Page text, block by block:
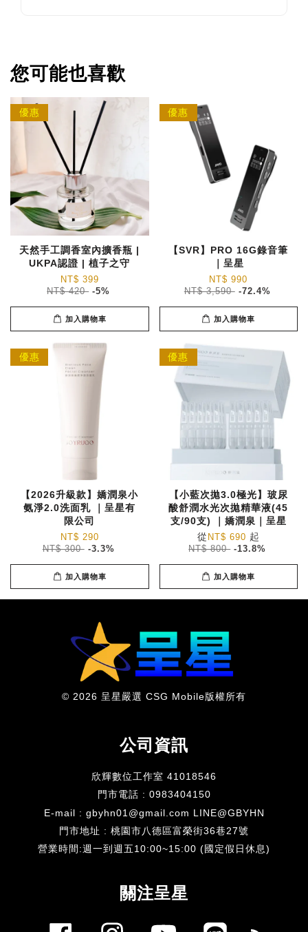
您可能也喜歡
優惠
天然手工調香室內擴香瓶 |
UKPA認證 | 植子之守
NT$ 399
NT$ 420 -5%
加入購物車
優惠
【SVR】PRO 16G錄音筆
｜呈星
NT$ 990
NT$ 3,590 -72.4%
加入購物車
優惠
【2026升級款】嬌潤泉小
氨淨2.0洗面乳 ｜呈星有
限公司
NT$ 290
NT$ 300 -3.3%
加入購物車
優惠
【小藍次拋3.0極光】玻尿
酸舒潤水光次拋精華液(45
支/90支) ｜嬌潤泉｜呈星
從 NT$ 690 起
NT$ 800 -13.8%
加入購物車
© 2026 呈星嚴選 CSG Mobile版權所有
公司資訊
欣輝數位工作室 41018546
門市電話 : 0983404150
E-mail : gbyhn01@gmail.com LINE@GBYHN
門市地址 : 桃園市八德區富榮街36巷27號
​營業時間:週一到週五10:00~15:00 (國定假日休息)
關注呈星
Facebook Instagram YouTube